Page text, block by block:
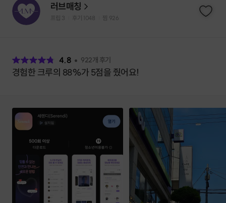
러브매칭
프립 3 후기 1048 찜 926
4.8 922개 후기
경험한 크루의 88%가 5점을 줬어요!